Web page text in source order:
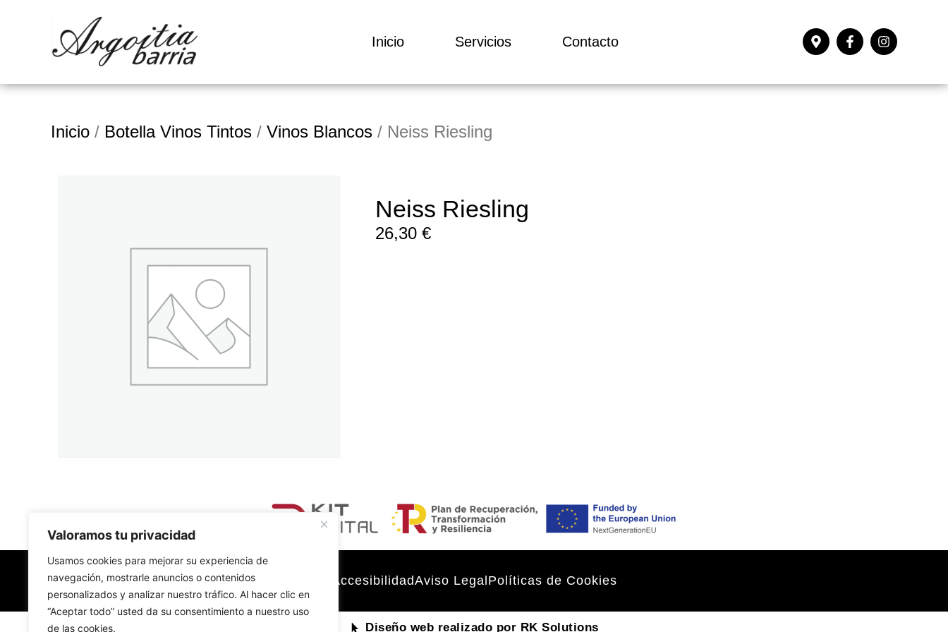
Valoramos tu privacidad
Usamos cookies para mejorar su experiencia de
navegación, mostrarle anuncios o contenidos
personalizados y analizar nuestro tráfico. Al hacer clic en
“Aceptar todo” usted da su consentimiento a nuestro uso
de las cookies.
Inicio Servicios Contacto
Inicio / Botella Vinos Tintos / Vinos Blancos / Neiss Riesling
Neiss Riesling
26,30 €
AccesibilidadAviso Legal Políticas de Cookies
Diseño web realizado por RK Solutions